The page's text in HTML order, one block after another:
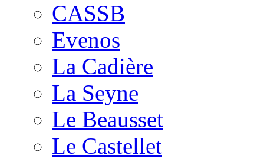
CASSB
Evenos
La Cadière
La Seyne
Le Beausset
Le Castellet